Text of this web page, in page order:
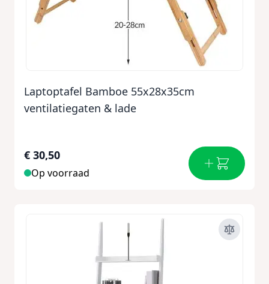
Laptoptafel Bamboe 55x28x35cm
ventilatiegaten & lade
€ 30,50
Op voorraad